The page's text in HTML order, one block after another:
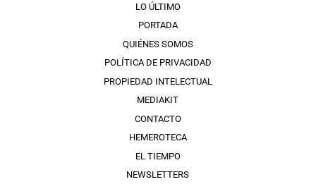
LO ÚLTIMO
PORTADA
QUIÉNES SOMOS
POLÍTICA DE PRIVACIDAD
PROPIEDAD INTELECTUAL
MEDIAKIT
CONTACTO
HEMEROTECA
EL TIEMPO
NEWSLETTERS